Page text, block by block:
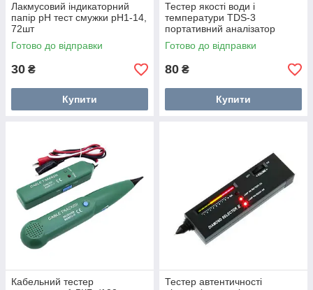
Лакмусовий індикаторний
папір pH тест смужки pH1-14,
72шт
Готово до відправки
30 ₴
Купити
Тестер якості води і
температури TDS-3
портативний аналізатор
Готово до відправки
80 ₴
Купити
Кабельний тестер
Тестер автентичності